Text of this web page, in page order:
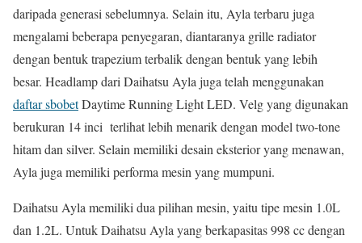
daripada generasi sebelumnya. Selain itu, Ayla terbaru juga
mengalami beberapa penyegaran, diantaranya grille radiator
dengan bentuk trapezium terbalik dengan bentuk yang lebih
besar. Headlamp dari Daihatsu Ayla juga telah menggunakan
daftar sbobetDaytime Running Light LED. Velg yang digunakan
berukuran 14 inci terlihat lebih menarik dengan model two-tone
hitam dan silver. Selain memiliki desain eksterior yang menawan,
Ayla juga memiliki performa mesin yang mumpuni.
Daihatsu Ayla memiliki dua pilihan mesin, yaitu tipe mesin 1.0L
dan 1.2L. Untuk Daihatsu Ayla yang berkapasitas 998 cc dengan